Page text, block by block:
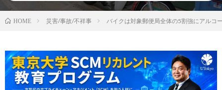
HOME 災害/事故/不祥事 バイクは対象郵便局全体の5割強にアルコ